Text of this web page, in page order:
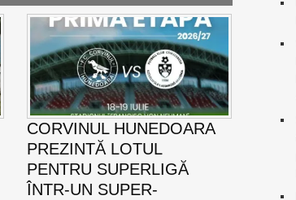
CORVINUL HUNEDOARA
PREZINTĂ LOTUL
PENTRU SUPERLIGĂ
ÎNTR-UN SUPER-